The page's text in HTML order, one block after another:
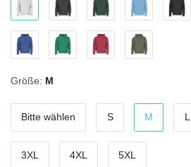
Größe: M
Bitte wählen S M L
3XL 4XL 5XL